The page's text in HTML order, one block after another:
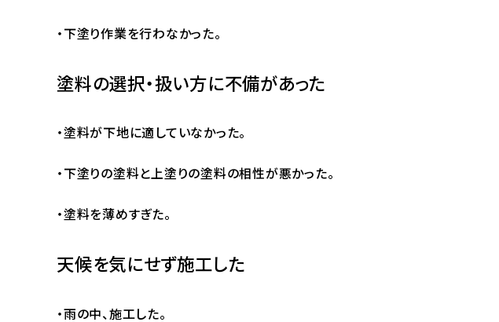
・下塗り作業を行わなかった。
塗料の選択・扱い方に不備があった
・塗料が下地に適していなかった。
・下塗りの塗料と上塗りの塗料の相性が悪かった。
・塗料を薄めすぎた。
天候を気にせず施工した
・雨の中、施工した。